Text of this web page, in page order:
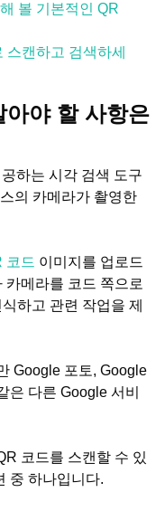
볼 기본적인 QR
캔하고 검색하세
야 할 사항은
하는 시각 검색 도구
의 카메라가 촬영한
코드 이미지를 업로드
메라를 코드 쪽으로
하고 관련 작업을 제
Google 포토, Google
은 다른 Google 서비
코드를 스캔할 수 있
중 하나입니다.